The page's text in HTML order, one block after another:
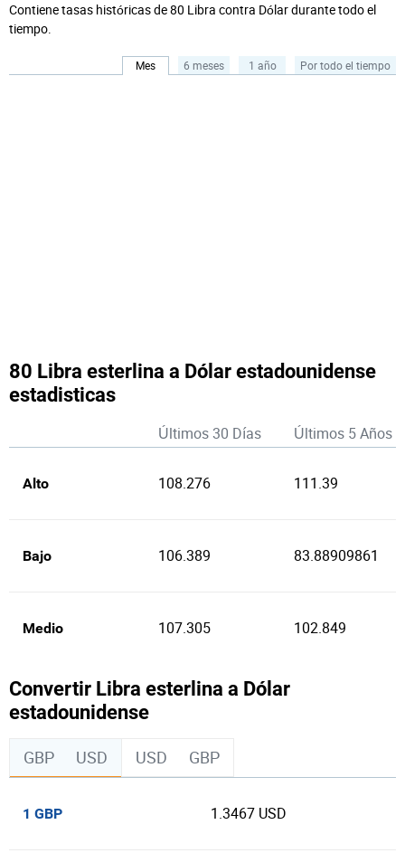
Contiene tasas históricas de 80 Libra contra Dólar durante todo el
tiempo.
Mes 6 meses 1 año Por todo el tiempo
80 Libra esterlina a Dólar estadounidense
estadisticas
Últimos 30 Días Últimos 5 Años
Alto 108.276 111.39
Bajo 106.389 83.88909861
Medio 107.305 102.849
Convertir Libra esterlina a Dólar
estadounidense
GBP USD USD GBP
1 GBP 1.3467 USD